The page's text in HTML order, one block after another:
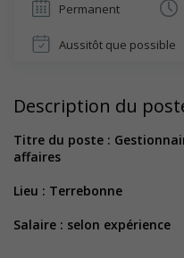
Permanent
Aussitôt que possible
Description du
Titre du poste :
affaires
Lieu : Terrebonne
Salaire : selon expérience